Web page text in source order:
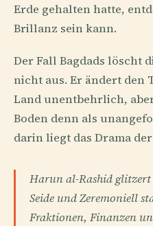
Erde gehalten hatte,
Brillanz sein kann.
Der Fall Bagdads löscht
nicht aus. Er ändert den
Land unentbehrlich,
Boden denn als
darin liegt das Drama
Harun al-Rashid glitzert
Seide und Zeremoniell
Fraktionen, Finanzen